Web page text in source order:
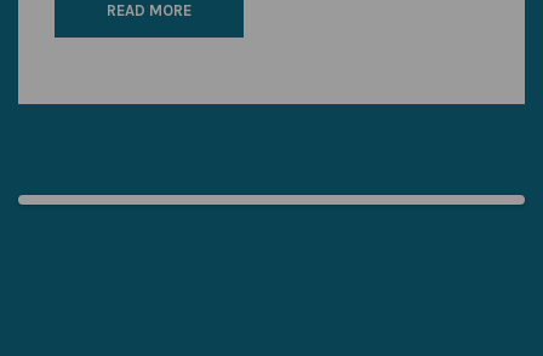
READ MORE